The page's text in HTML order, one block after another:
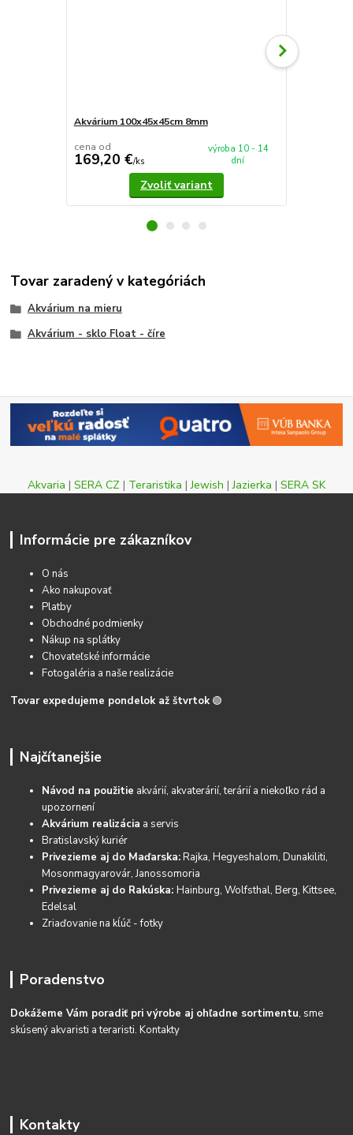
Akvárium 100x45x45cm 8mm
cena od
169,20 €/ks
výroba 10 - 14
dní
Zvoliť variant
Tovar zaradený v kategóriách
Akvárium na mieru
Akvárium - sklo Float - číre
Akvaria | SERA CZ | Teraristika |Jewish |Jazierka | SERA SK
Informácie pre zákazníkov
O nás
Ako nakupovať
Platby
Obchodné podmienky
Nákup na splátky
Chovateľské informácie
Fotogaléria a naše realizácie
Tovar expedujeme pondelok až štvrtok 🟢
Najčítanejšie
Návod na použitie akvárií, akvaterárií, terárií a niekoľko rád a
upozornení
Akvárium realizácia a servis
Bratislavský kuriér
Privezieme aj do Maďarska:Rajka, Hegyeshalom, Dunakiliti,
Mosonmagyarovár, Janossomoria
Privezieme aj do Rakúska:Hainburg, Wolfsthal, Berg, Kittsee,
Edelsal
Zriaďovanie na kĺúč - fotky
Poradenstvo
Dokážeme Vám poradiť pri výrobe aj ohľadne sortimentu, sme
skúsený akvaristi a teraristi.Kontakty
Kontakty